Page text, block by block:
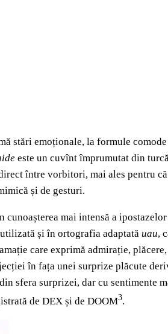
emoționale, la formule
este un cuvînt împrumutat din
între vorbitori, mai ales pentru
și de gesturi.
mai intensă a
utilizată și în ortografia adaptată uau,
care exprimă admirație,
în fața unei surprize plăcute
sfera surprizei, dar cu sentimente
de DEX și de DOOM3.